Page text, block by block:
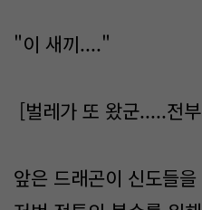
"이 새끼...."
[벌레가 또 왔군.....전
앞은 드래곤이 신도들